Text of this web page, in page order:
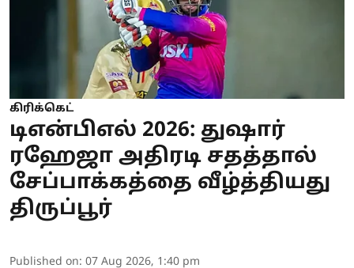
கிரிக்கெட்
டிஎன்பிஎல் 2026: துஷார்
ரஹேஜா அதிரடி சதத்தால்
சேப்பாக்கத்தை வீழ்த்தியது
திருப்பூர்
Published on: 07 Aug 2026, 1:40 pm